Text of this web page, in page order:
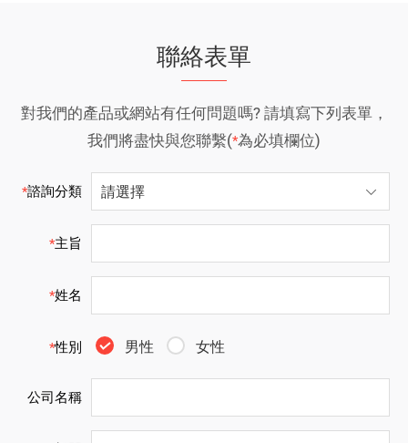
聯絡表單
對我們的產品或網站有任何問題嗎? 請填寫下列表單，
我們將盡快與您聯繫(*為必填欄位)
*諮詢分類
*主旨
*姓名
*性別 男性 女性
公司名稱